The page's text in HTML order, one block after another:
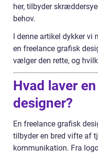
her, tilbyder
behov.
I denne artikel dykker vi
en freelance grafisk
vælger den rette, og
Hvad laver
designer?
En freelance grafisk
tilbyder en bred vifte af
kommunikation. Fra